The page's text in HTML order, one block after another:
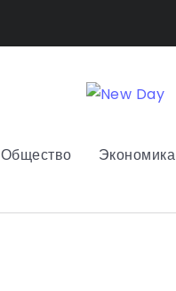
Общество Экономика